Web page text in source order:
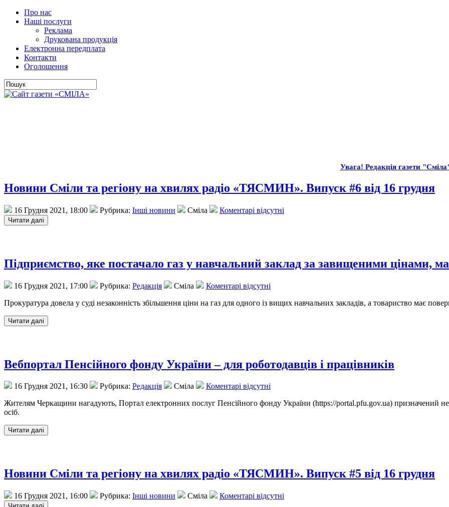
Про нас
Наші послуги
Реклама
Друкована продукція
Електронна передплата
Контакти
Оголошення
Увага! Редакція газети
Новини Сміли та регіону на хвилях радіо «ТЯСМИН». Випуск #6 від 16 грудня
16 Грудня 2021, 18:00 Рубрика: Інші новини Сміла Коментарі відсутні
Підприємство, яке постачало газ у навчальний заклад за завищеними цінами,
16 Грудня 2021, 17:00 Рубрика: Редакція Сміла
Коментарі відсутні
Прокуратура довела у суді незаконність збільшення ціни на газ для одного із вищих навчальних закладів, а товариство має
Вебпортал Пенсійного фонду України – для роботодавців і працівників
16 Грудня 2021, 16:30 Рубрика: Редакція Сміла
Коментарі відсутні
Жителям Черкащини нагадують, Портал електронних послуг Пенсійного фонду України (https://portal.pfu.gov.ua) призначений не
осіб.
Новини Сміли та регіону на хвилях радіо «ТЯСМИН». Випуск #5 від 16 грудня
16 Грудня 2021, 16:00 Рубрика: Інші новини Сміла Коментарі відсутні